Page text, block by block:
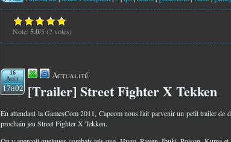
Note: 5.0/5 (2 votes)
16
Août
17h02
Actualité
[Trailer] Street Fighter X Tekken
En attendant la GamesCom 2011, Capcom nous fait parvenir un petit trailer de
prochain jeu Street Fighter X Tekken.